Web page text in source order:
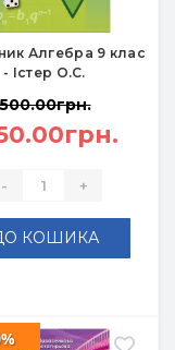
Алгебра 9 клас
- Істер О.С.
- +
КОШИКА